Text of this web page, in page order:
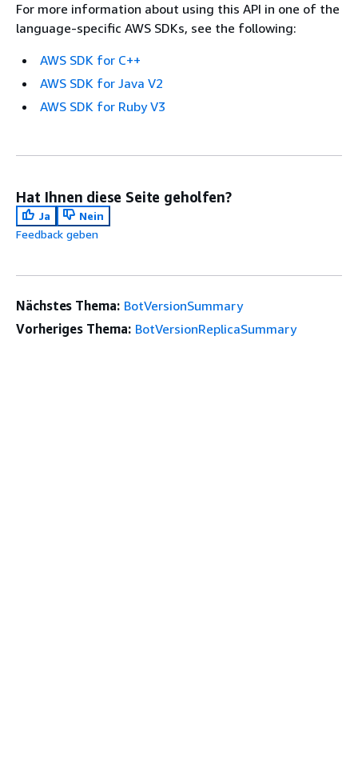
For more information about using this API in one of the
language-specific AWS SDKs, see the following:
AWS SDK for C++
AWS SDK for Java V2
AWS SDK for Ruby V3
Hat Ihnen diese Seite geholfen?
Ja
Nein
Feedback geben
Nächstes Thema: BotVersionSummary
Vorheriges Thema: BotVersionReplicaSummary